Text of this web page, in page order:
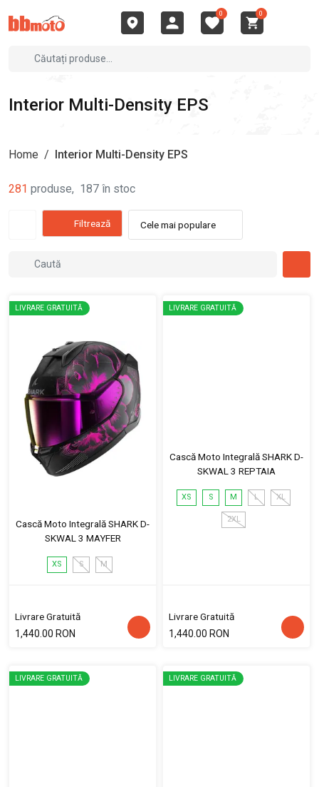
0 0
Interior Multi-Density EPS
Home / Interior Multi-Density EPS
281 produse, 187 în stoc
Filtrează Cele mai populare
LIVRARE GRATUITĂ
Cască Moto Integrală SHARK D-
SKWAL 3 MAYFER
XS S M
Livrare Gratuită
1,440.00 RON
LIVRARE GRATUITĂ
Cască Moto Integrală SHARK D-
SKWAL 3 REPTAIA
XS S M L XL
2XL
Livrare Gratuită
1,440.00 RON
LIVRARE GRATUITĂ LIVRARE GRATUITĂ